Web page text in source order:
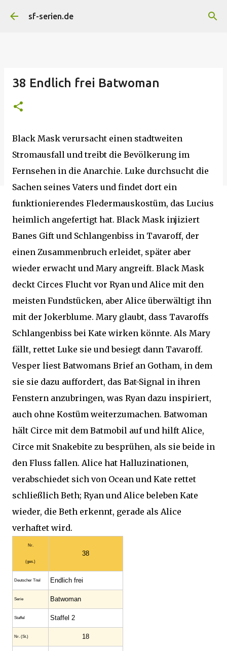
Direkt zum Hauptbereich
sf-serien.de
38 Endlich frei Batwoman
Black Mask verursacht einen stadtweiten
Stromausfall und treibt die Bevölkerung im
Fernsehen in die Anarchie. Luke durchsucht die
Sachen seines Vaters und findet dort ein
funktionierendes Fledermauskostüm, das Lucius
heimlich angefertigt hat. Black Mask injiziert
Banes Gift und Schlangenbiss in Tavaroff, der
einen Zusammenbruch erleidet, später aber
wieder erwacht und Mary angreift. Black Mask
deckt Circes Flucht vor Ryan und Alice mit den
meisten Fundstücken, aber Alice überwältigt ihn
mit der Jokerblume. Mary glaubt, dass Tavaroffs
Schlangenbiss bei Kate wirken könnte. Als Mary
fällt, rettet Luke sie und besiegt dann Tavaroff.
Vesper liest Batwomans Brief an Gotham, in dem
sie sie dazu auffordert, das Bat-Signal in ihren
Fenstern anzubringen, was Ryan dazu inspiriert,
auch ohne Kostüm weiterzumachen. Batwoman
hält Circe mit dem Batmobil auf und hilft Alice,
Circe mit Snakebite zu besprühen, als sie beide in
den Fluss fallen. Alice hat Halluzinationen,
verabschiedet sich von Ocean und Kate rettet
schließlich Beth; Ryan und Alice beleben Kate
wieder, die Beth erkennt, gerade als Alice
verhaftet wird.
Nr.
(ges.)
38
Deutscher Titel Endlich frei
Serie Batwoman
Staffel Staffel 2
Nr. (St.) 18